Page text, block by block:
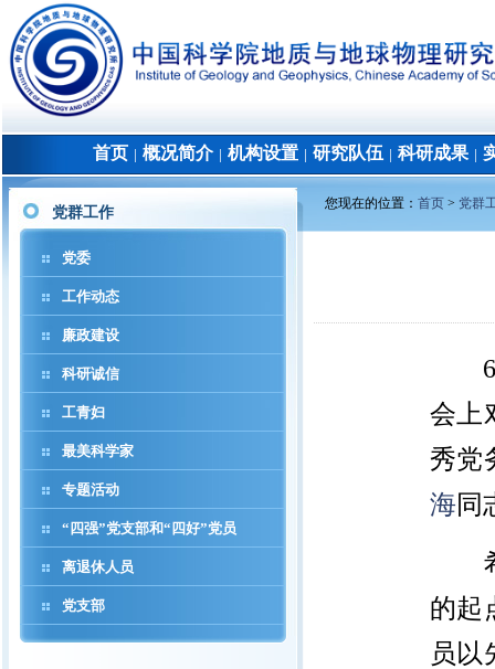
首页 概况简介│ 机构设置 研究队伍 科研成果│
党群工作
党委
工作动态
廉政建设
科研诚信
工青妇
最美科学家
专题活动
“四强”党支部和“四好”党员
离退休人员
党支部
您现在的位置： 首页 > 党群
6
会上
秀党
海同
的起
员以